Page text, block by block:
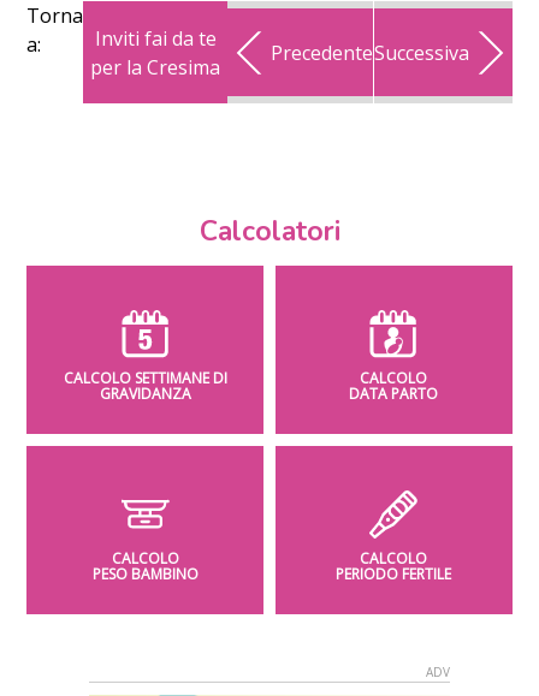
Torna
a:
Inviti fai da te
per la Cresima
PrecedenteSuccessiva
Calcolatori
CALCOLO SETTIMANE DI
GRAVIDANZA
CALCOLO
DATA PARTO
CALCOLO
PESO BAMBINO
CALCOLO
PERIODO FERTILE